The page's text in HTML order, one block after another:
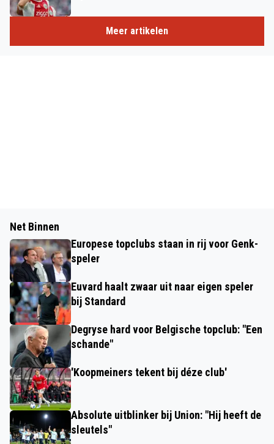
Meer artikelen
Net Binnen
Europese topclubs staan in rij voor Genk-
speler
Euvard haalt zwaar uit naar eigen speler
bij Standard
Degryse hard voor Belgische topclub: "Een
schande"
'Koopmeiners tekent bij déze club'
Absolute uitblinker bij Union: "Hij heeft de
sleutels"